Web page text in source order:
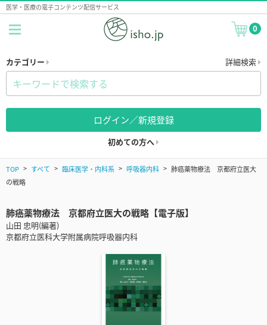
医学・医療の電子コンテンツ配信サービス
0
カテゴリー 詳細検索
ログイン／新規登録
初めての方へ
TOP すべて 臨床医学・内科系 呼吸器内科
肺癌薬物療法 京都府立医大
の戦略
肺癌薬物療法 京都府立医大の戦略【電子版】
山田 忠明(編著)
京都府立医科大学附属病院呼吸器内科